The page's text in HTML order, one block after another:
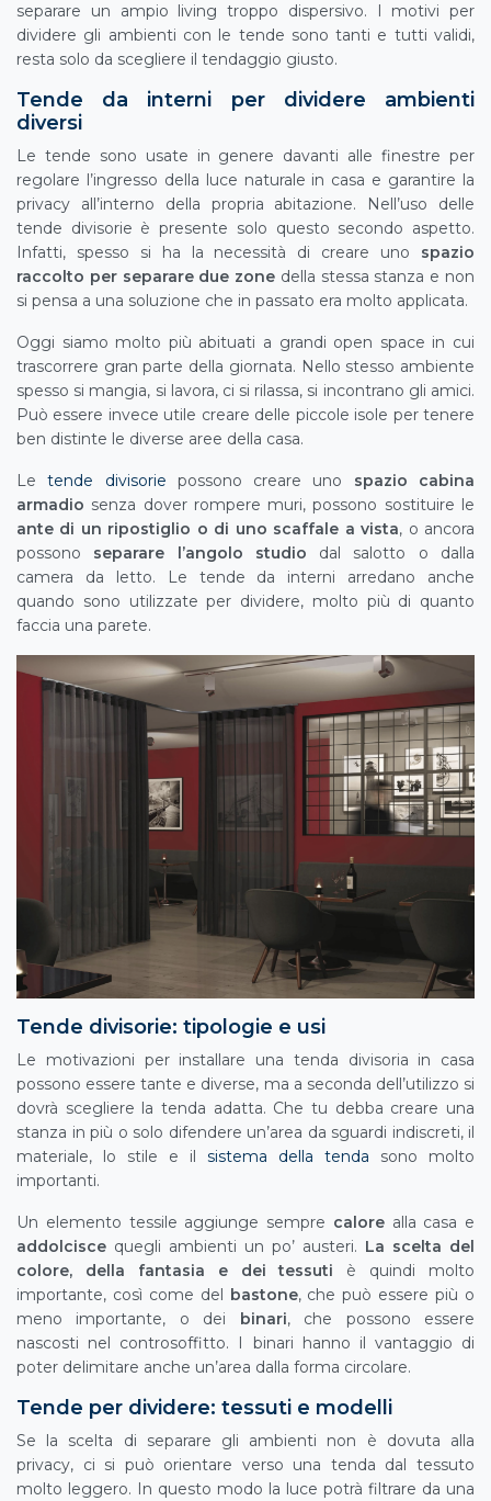
separare un ampio living troppo dispersivo. I motivi per
dividere gli ambienti con le tende sono tanti e tutti validi,
resta solo da scegliere il tendaggio giusto.
Tende da interni per dividere ambienti
diversi
Le tende sono usate in genere davanti alle finestre per
regolare l’ingresso della luce naturale in casa e garantire la
privacy all’interno della propria abitazione. Nell’uso delle
tende divisorie è presente solo questo secondo aspetto.
Infatti, spesso si ha la necessità di creare uno spazio
raccolto per separare due zone della stessa stanza e non
si pensa a una soluzione che in passato era molto applicata.
Oggi siamo molto più abituati a grandi open space in cui
trascorrere gran parte della giornata. Nello stesso ambiente
spesso si mangia, si lavora, ci si rilassa, si incontrano gli amici.
Può essere invece utile creare delle piccole isole per tenere
ben distinte le diverse aree della casa.
Letende divisorie possono creare uno spazio cabina
armadio senza dover rompere muri, possono sostituire le
ante di un ripostiglio o di uno scaffale a vista, o ancora
possono separare l’angolo studio dal salotto o dalla
camera da letto. Le tende da interni arredano anche
quando sono utilizzate per dividere, molto più di quanto
faccia una parete.
Tende divisorie: tipologie e usi
Le motivazioni per installare una tenda divisoria in casa
possono essere tante e diverse, ma a seconda dell’utilizzo si
dovrà scegliere la tenda adatta. Che tu debba creare una
stanza in più o solo difendere un’area da sguardi indiscreti, il
materiale, lo stile e il sistema della tenda sono molto
importanti.
Un elemento tessile aggiunge sempre calorealla casa e
addolcisce quegli ambienti un po’ austeri. La scelta del
colore, della fantasia e dei tessuti è quindi molto
importante, così come del bastone, che può essere più o
meno importante, o dei binari, che possono essere
nascosti nel controsoffitto. I binari hanno il vantaggio di
poter delimitare anche un’area dalla forma circolare.
Tende per dividere: tessuti e modelli
Se la scelta di separare gli ambienti non è dovuta alla
privacy, ci si può orientare verso una tenda dal tessuto
molto leggero. In questo modo la luce potrà filtrare da una